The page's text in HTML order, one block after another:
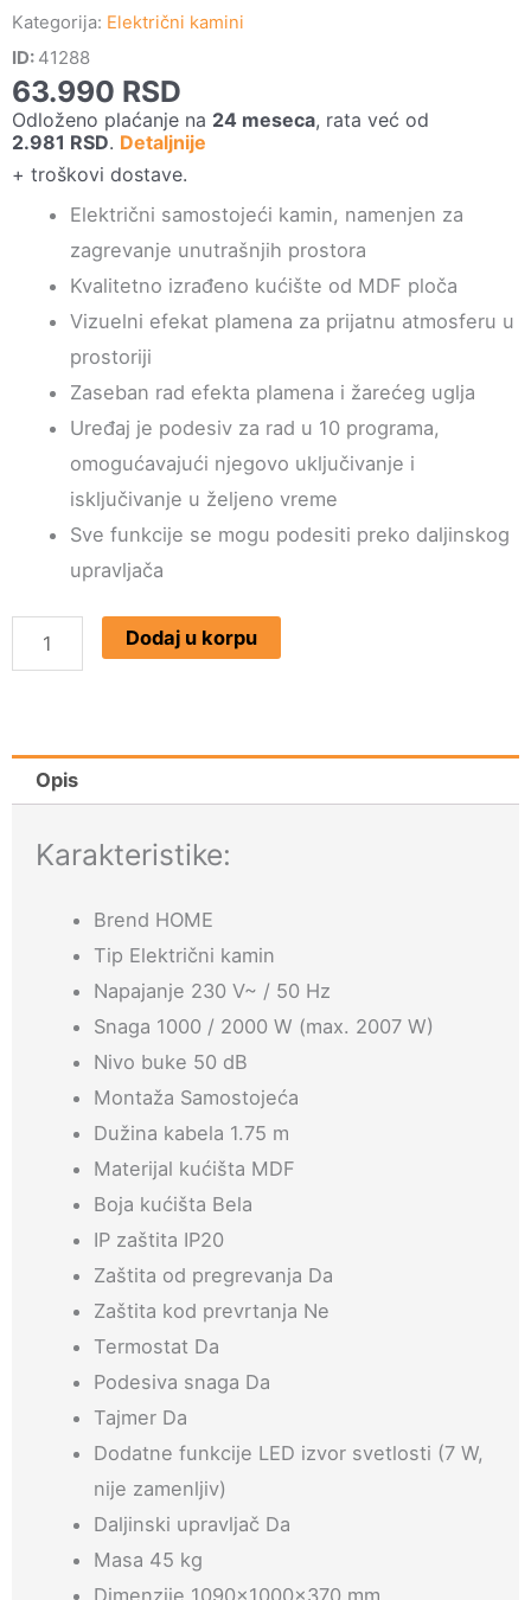
Kategorija: Električni kamini
ID: 41288
63.990 RSD
Odloženo plaćanje na 24 meseca, rata već od
2.981 RSD. Detaljnije
+ troškovi dostave.
Električni samostojeći kamin, namenjen za
zagrevanje unutrašnjih prostora
Kvalitetno izrađeno kućište od MDF ploča
Vizuelni efekat plamena za prijatnu atmosferu u
prostoriji
Zaseban rad efekta plamena i žarećeg uglja
Uređaj je podesiv za rad u 10 programa,
omogućavajući njegovo uključivanje i
isključivanje u željeno vreme
Sve funkcije se mogu podesiti preko daljinskog
upravljača
Električni
samostojeći
FKK18
količina
Dodaj u korpu
Opis
Karakteristike:
Brend HOME
Tip Električni kamin
Napajanje 230 V~ / 50 Hz
Snaga 1000 / 2000 W (max. 2007 W)
Nivo buke 50 dB
Montaža Samostojeća
Dužina kabela 1.75 m
Materijal kućišta MDF
Boja kućišta Bela
IP zaštita IP20
Zaštita od pregrevanja Da
Zaštita kod prevrtanja Ne
Termostat Da
Podesiva snaga Da
Tajmer Da
Dodatne funkcije LED izvor svetlosti (7 W,
nije zamenljiv)
Daljinski upravljač Da
Masa 45 kg